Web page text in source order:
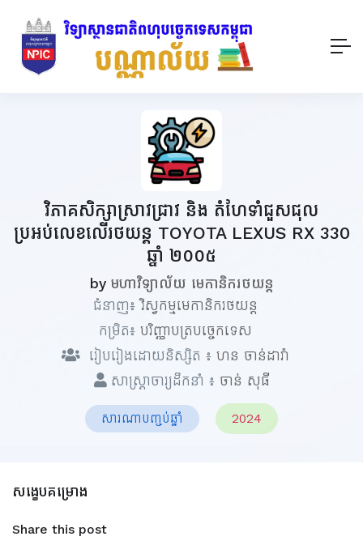
វិភាគសិក្សាស្រាវជ្រាវ និង តំហែទាំជួសជុល
ប្រអប់លេខលើរថយន្ត TOYOTA LEXUS RX 330
ឆ្នាំ ២០០៥
by មហាវិទ្យាល័យ មេកានិករថយន្ត
ជំនាញ៖វិស្វកម្មមេកានិករថយន្ត
កម្រិត៖ បរិញ្ញាបត្របច្ចេកទេស
រៀបរៀងដោយនិស្សិត ៖ ហន ចាន់ដារ៉ា
សាស្ត្រាចារ្យដឹកនាំ ៖ ចាន់ សុធី
សារណាបញ្ចប់ឆ្នាំ 2024
សង្ខេបគម្រោង
Share this post